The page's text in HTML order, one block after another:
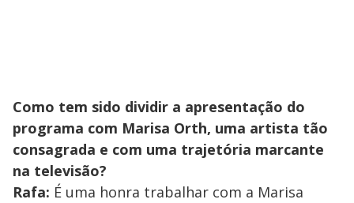
Como tem sido dividir a apresentação do
programa com Marisa Orth, uma artista tão
consagrada e com uma trajetória marcante
na televisão?
Rafa: É uma honra trabalhar com a Marisa